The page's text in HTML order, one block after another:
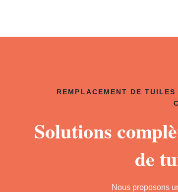
REMPLACEMENT DE
Solutions
de
Nous proposons